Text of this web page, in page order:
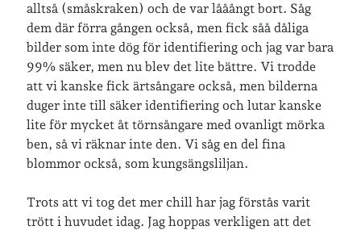
alltså (småskraken) och de var lååångt bort. Såg
dem där förra gången också, men fick såå dåliga
bilder som inte dög för identifiering och jag var bara
99% säker, men nu blev det lite bättre. Vi trodde
att vi kanske fick ärtsångare också, men bilderna
duger inte till säker identifiering och lutar kanske
lite för mycket åt törnsångare med ovanligt mörka
ben, så vi räknar inte den. Vi såg en del fina
blommor också, som kungsängsliljan.
Trots att vi tog det mer chill har jag förstås varit
trött i huvudet idag. Jag hoppas verkligen att det